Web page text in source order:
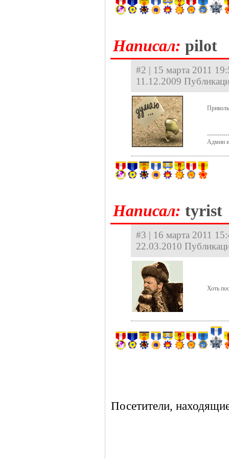
Hаписал: pilot
#2 | 15 марта 2011
11.12.2009
Админ
Hаписал: tyrist
#3 | 16 марта 2011
22.03.2010
Хоть
Посетители,